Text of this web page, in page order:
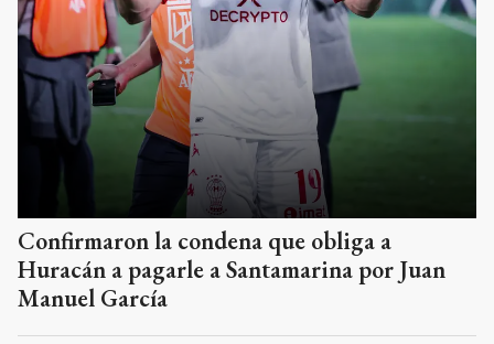
Confirmaron la condena que obliga a
Huracán a pagarle a Santamarina por Juan
Manuel García